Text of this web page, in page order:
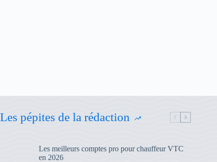
Les pépites de la rédaction
Les meilleurs comptes pro pour chauffeur VTC
en 2026